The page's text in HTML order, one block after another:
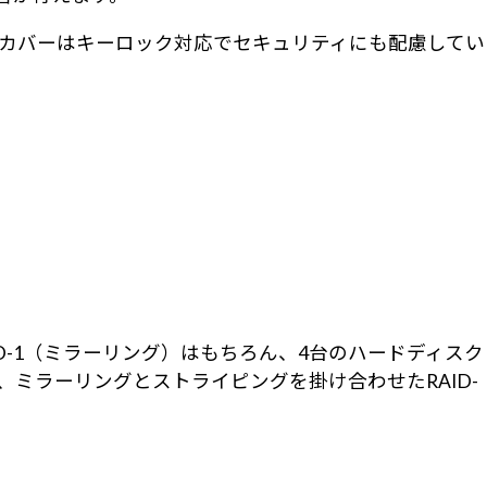
バーはキーロック対応でセキュリティにも配慮してい
（ミラーリング）はもちろん、4台のハードディスク
ミラーリングとストライピングを掛け合わせたRAID-